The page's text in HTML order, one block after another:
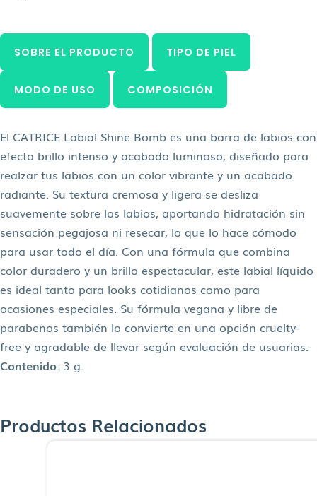
SOBRE EL PRODUCTO TIPO DE PIEL
MODO DE USO COMPOSICIÓN
El CATRICE Labial Shine Bomb es una barra de labios con
efecto brillo intenso y acabado luminoso, diseñado para
realzar tus labios con un color vibrante y un acabado
radiante. Su textura cremosa y ligera se desliza
suavemente sobre los labios, aportando hidratación sin
sensación pegajosa ni resecar, lo que lo hace cómodo
para usar todo el día. Con una fórmula que combina
color duradero y un brillo espectacular, este labial líquido
es ideal tanto para looks cotidianos como para
ocasiones especiales. Su fórmula vegana y libre de
parabenos también lo convierte en una opción cruelty-
free y agradable de llevar según evaluación de usuarias.
Contenido: 3 g.
Productos Relacionados